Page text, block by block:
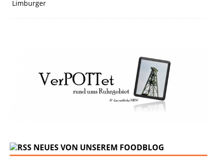
NEUES VON UNSEREM FOODBLOG